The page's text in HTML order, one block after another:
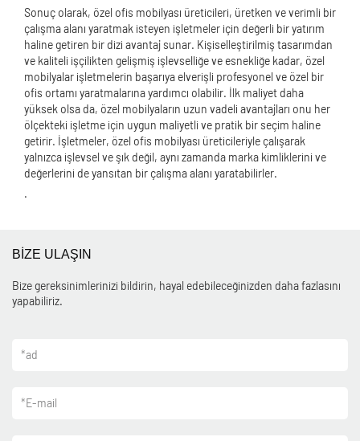
Sonuç olarak, özel ofis mobilyası üreticileri, üretken ve verimli bir
çalışma alanı yaratmak isteyen işletmeler için değerli bir yatırım
haline getiren bir dizi avantaj sunar. Kişiselleştirilmiş tasarımdan
ve kaliteli işçilikten gelişmiş işlevselliğe ve esnekliğe kadar, özel
mobilyalar işletmelerin başarıya elverişli profesyonel ve özel bir
ofis ortamı yaratmalarına yardımcı olabilir. İlk maliyet daha
yüksek olsa da, özel mobilyaların uzun vadeli avantajları onu her
ölçekteki işletme için uygun maliyetli ve pratik bir seçim haline
getirir. İşletmeler, özel ofis mobilyası üreticileriyle çalışarak
yalnızca işlevsel ve şık değil, aynı zamanda marka kimliklerini ve
değerlerini de yansıtan bir çalışma alanı yaratabilirler.
.
BİZE ULAŞIN
Bize gereksinimlerinizi bildirin, hayal edebileceğinizden daha fazlasını
yapabiliriz.
*ad
*E-mail